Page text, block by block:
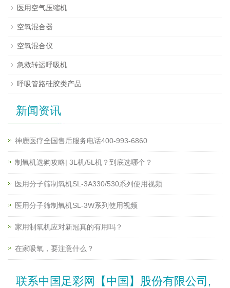
医用空气压缩机
空氧混合器
空氧混合仪
急救转运呼吸机
呼吸管路硅胶类产品
新闻资讯
神鹿医疗全国售后服务电话400-993-6860
制氧机选购攻略| 3L机/5L机？到底选哪个？
医用分子筛制氧机SL-3A330/530系列使用视频
医用分子筛制氧机SL-3W系列使用视频
家用制氧机应对新冠真的有用吗？
在家吸氧，要注意什么？
联系中国足彩网【中国】股份有限公司,